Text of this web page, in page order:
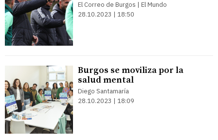
El Correo de Burgos | El Mundo
28.10.2023 | 18:50
Burgos se moviliza por la
salud mental
Diego Santamaría
28.10.2023 | 18:09